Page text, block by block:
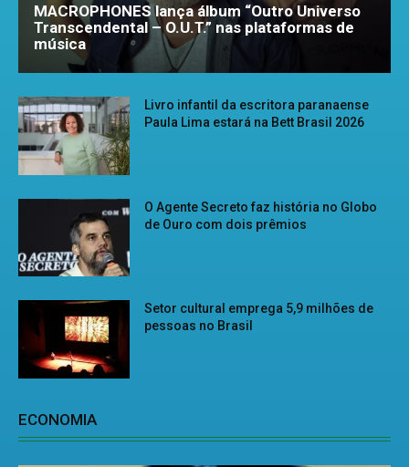
MACROPHONES lança álbum “Outro Universo
Transcendental – O.U.T.” nas plataformas de
música
Livro infantil da escritora paranaense
Paula Lima estará na Bett Brasil 2026
O Agente Secreto faz história no Globo
de Ouro com dois prêmios
Setor cultural emprega 5,9 milhões de
pessoas no Brasil
ECONOMIA